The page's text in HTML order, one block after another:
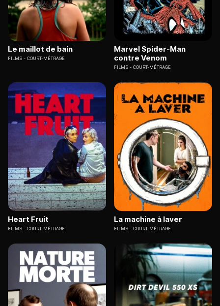
Le maillot de bain
FILMS COURT-MÉTRAGE
Marvel Spider-Man
contre Venom
FILMS COURT-MÉTRAGE
Heart Fruit
FILMS COURT-MÉTRAGE
La machine à laver
FILMS COURT-MÉTRAGE